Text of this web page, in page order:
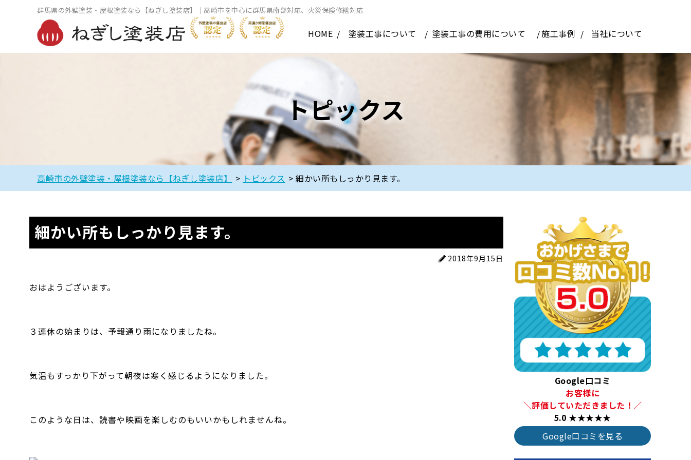
群馬県の外壁塗装・屋根塗装なら【ねぎし塗装店】｜高崎市を中心に群馬県南部対応、火災保険修繕対応
HOME 塗装工事について 塗装工事の費用について 施工事例 当社について
トピックス
高崎市の外壁塗装・屋根塗装なら【ねぎし塗装店】 > トピックス > 細かい所もしっかり見ます。
細かい所もしっかり見ます。
2018年9月15日
おはようございます。
３連休の始まりは、予報通り雨になりましたね。
気温もすっかり下がって朝夜は寒く感じるようになりました。
このような日は、読書や映画を楽しむのもいいかもしれませんね。
Google口コミ
お客様に
＼評価していただきました！／
5.0 ★★★★★
Google口コミを見る